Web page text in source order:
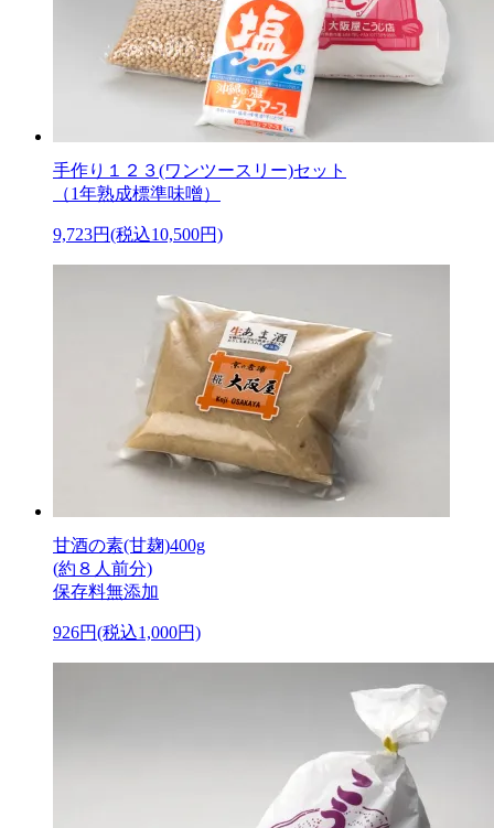
手作り１２３(ワンツースリー)セット
（1年熟成標準味噌）
9,723円(税込10,500円)
甘酒の素(甘麹)400g
(約８人前分)
保存料無添加
926円(税込1,000円)